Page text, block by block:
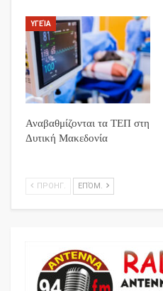
ΥΓΕΊΑ
Αναβαθμίζονται τα ΤΕΠ στη
Δυτική Μακεδονία
ΠΡΟΗΓ. ΕΠΌΜ.